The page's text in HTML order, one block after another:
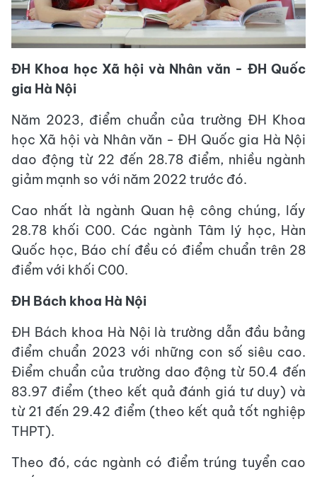
ĐH Khoa học Xã hội và Nhân văn - ĐH Quốc
gia Hà Nội
Năm 2023, điểm chuẩn của trường ĐH Khoa
học Xã hội và Nhân văn - ĐH Quốc gia Hà Nội
dao động từ 22 đến 28.78 điểm, nhiều ngành
giảm mạnh so với năm 2022 trước đó.
Cao nhất là ngành Quan hệ công chúng, lấy
28.78 khối C00. Các ngành Tâm lý học, Hàn
Quốc học, Báo chí đều có điểm chuẩn trên 28
điểm với khối C00.
ĐH Bách khoa Hà Nội
ĐH Bách khoa Hà Nội là trường dẫn đầu bảng
điểm chuẩn 2023 với những con số siêu cao.
Điểm chuẩn của trường dao động từ 50.4 đến
83.97 điểm (theo kết quả đánh giá tư duy) và
từ 21 đến 29.42 điểm (theo kết quả tốt nghiệp
THPT).
Theo đó, các ngành có điểm trúng tuyển cao